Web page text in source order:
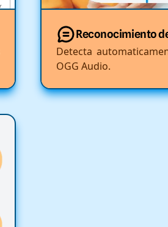
Reconocimiento
Detecta
OGG Audio.